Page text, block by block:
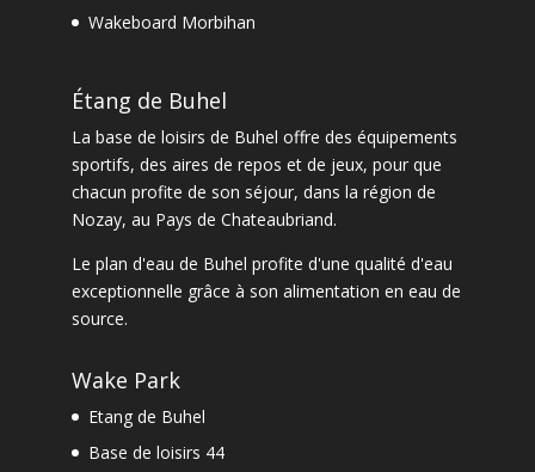
Wakeboard Morbihan
Étang de Buhel
La base de loisirs de Buhel offre des équipements
sportifs, des aires de repos et de jeux, pour que
chacun profite de son séjour, dans la région de
Nozay, au Pays de Chateaubriand.
Le plan d'eau de Buhel profite d'une qualité d'eau
exceptionnelle grâce à son alimentation en eau de
source.
Wake Park
Etang de Buhel
Base de loisirs 44